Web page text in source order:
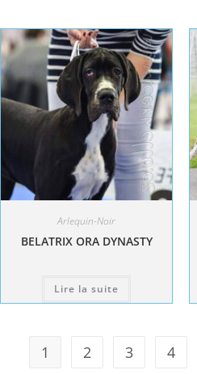
Arlequin-Noir
BELATRIX ORA DYNASTY
Lire la suite
1 2 3 4